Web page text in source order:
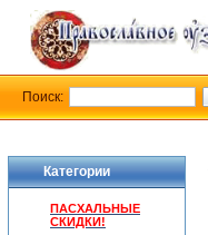
Категории
ПАСХАЛЬНЫЕ
СКИДКИ!
Поиск: